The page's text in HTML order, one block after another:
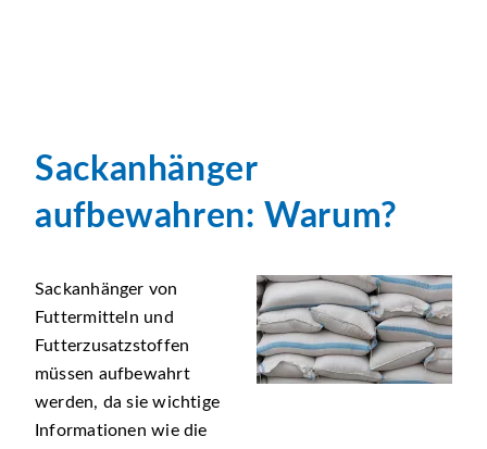
Sackanhänger
aufbewahren: Warum?
Sackanhänger von
Futtermitteln und
Futterzusatzstoffen
müssen aufbewahrt
werden, da sie wichtige
Informationen wie die